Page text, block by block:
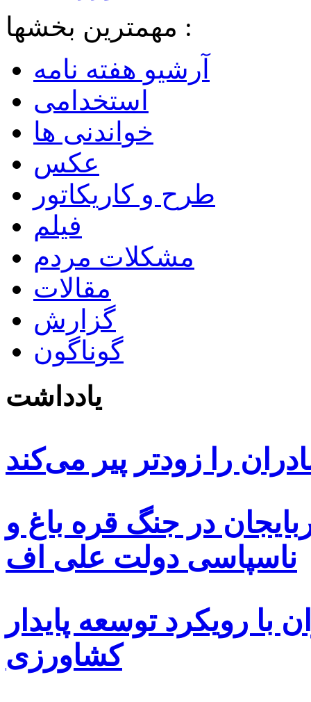
مهمترین بخشها :
آرشیو هفته نامه
استخدامی
خواندنی ها
عکس
طرح و کاریکاتور
فیلم
مشکلات مردم
مقالات
گزارش
گوناگون
یادداشت
را زودتر پیر می‌کند
در جنگ قره باغ و
ناسپاسی دولت علی اف
با رویکرد توسعه پایدار
کشاورزی